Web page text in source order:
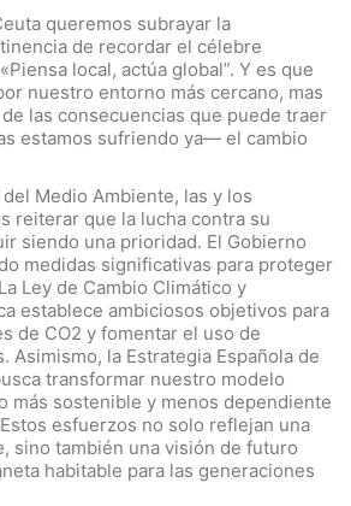
queremos subrayar la
de recordar el célebre
local, actúa global”. Y es que
nuestro entorno más cercano, mas
las consecuencias que puede traer
estamos sufriendo ya— el cambio
Medio Ambiente, las y los
reiterar que la lucha contra su
siendo una prioridad. El Gobierno
medidas significativas para proteger
Ley de Cambio Climático y
establece ambiciosos objetivos para
de CO2 y fomentar el uso de
Asimismo, la Estrategia Española de
transformar nuestro modelo
más sostenible y menos dependiente
esfuerzos no solo reflejan una
sino también una visión de futuro
habitable para las generaciones